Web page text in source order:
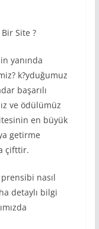
Site ?
yanında
k?yduğumuz
başarılı
ve ödülümüz
en büyük
getirme
çifttir.
nasıl
detaylı bilgi